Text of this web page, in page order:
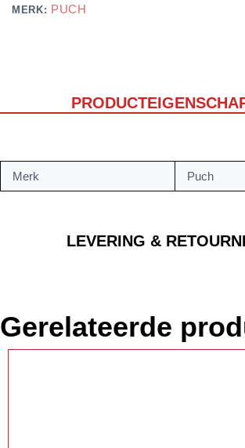
MERK: PUCH
LEVERING &
Merk Puch
Gerelateerde